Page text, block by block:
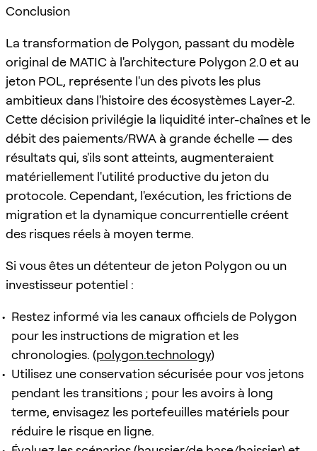
Conclusion
La transformation de Polygon, passant du modèle
original de MATIC à l'architecture Polygon 2.0 et au
jeton POL, représente l'un des pivots les plus
ambitieux dans l'histoire des écosystèmes Layer-2.
Cette décision privilégie la liquidité inter-chaînes et le
débit des paiements/RWA à grande échelle — des
résultats qui, s'ils sont atteints, augmenteraient
matériellement l'utilité productive du jeton du
protocole. Cependant, l'exécution, les frictions de
migration et la dynamique concurrentielle créent
des risques réels à moyen terme.
Si vous êtes un détenteur de jeton Polygon ou un
investisseur potentiel :
Restez informé via les canaux officiels de Polygon
pour les instructions de migration et les
chronologies. (polygon.technology)
Utilisez une conservation sécurisée pour vos jetons
pendant les transitions ; pour les avoirs à long
terme, envisagez les portefeuilles matériels pour
réduire le risque en ligne.